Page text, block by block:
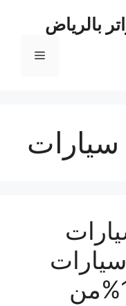
بالرياض
القائمة
حماية مثالية 100%من